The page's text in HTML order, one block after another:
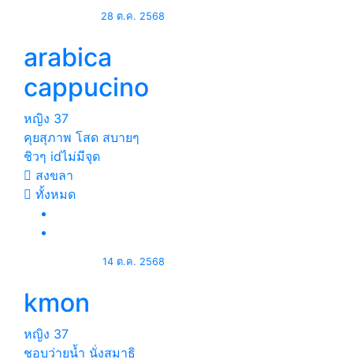
28 ต.ค. 2568
arabica
cappucino
หญิง 37
คุยสุภาพ โสด สบายๆ
ชิวๆ idไม่มีจุด
สงขลา
ทั้งหมด
14 ต.ค. 2568
kmon
หญิง 37
ชอบว่ายน้ำ นั่งสมาธิ